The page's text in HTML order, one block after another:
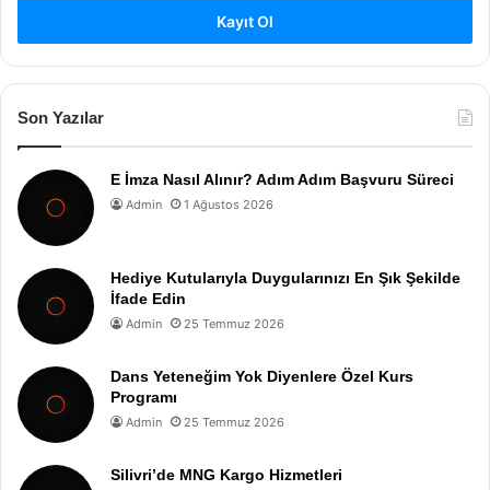
Kayıt Ol
Son Yazılar
E İmza Nasıl Alınır? Adım Adım Başvuru Süreci
Admin 1 Ağustos 2026
Hediye Kutularıyla Duygularınızı En Şık Şekilde
İfade Edin
Admin 25 Temmuz 2026
Dans Yeteneğim Yok Diyenlere Özel Kurs
Programı
Admin 25 Temmuz 2026
Silivri’de MNG Kargo Hizmetleri